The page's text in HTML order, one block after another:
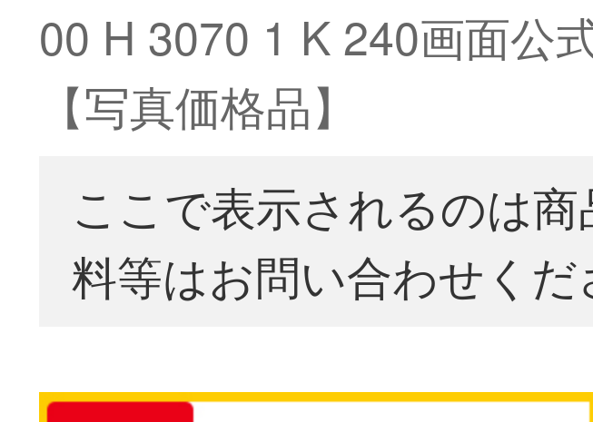
00 H 3070 1 K 240画面公
【写真価格品】
ここで表示されるのは
料等はお問い合わせくだ